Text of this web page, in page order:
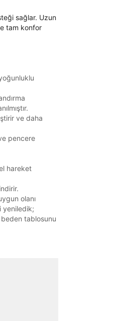
sağlar. Uzun
tam konfor
ve daha
pencere
hareket
olanı
yeniledik;
tablosunu